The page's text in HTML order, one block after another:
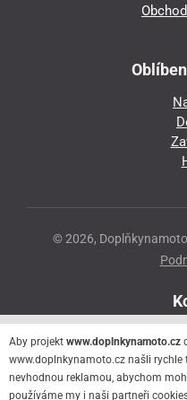
© 2026,
530 06
Aby projekt www.doplnkynamoto.cz
www.doplnkynamoto.cz našli rychle
nevhodnou reklamou, abychom
používáme my i naši partneři